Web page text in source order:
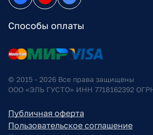
Способы оплаты
© 2015 - 2026 Все права защищены
ООО «ЭЛЬ ГУСТО» ИНН 7718162392
Публичная оферта
Пользовательское соглашение